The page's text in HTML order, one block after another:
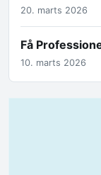
20. marts 2026
Få
10. marts 2026